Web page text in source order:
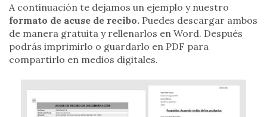
A continuación te dejamos un ejemplo y nuestro
formato de acuse de recibo. Puedes descargar ambos
de manera gratuita y rellenarlos en Word. Después
podrás imprimirlo o guardarlo en PDF para
compartirlo en medios digitales.